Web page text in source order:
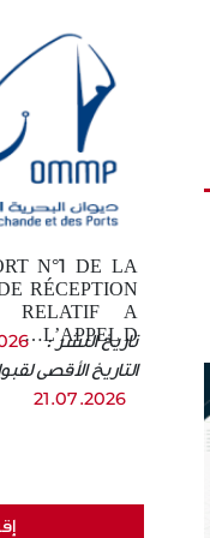
N°1 DE LA
RÉCEPTION
RELATIF A
L’APPEL D…
تاريخ النشر :
التاريخ الأقصى
21.07.2026